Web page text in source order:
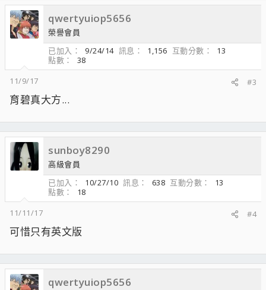
qwertyuiop5656
榮譽會員
已加入
9/24/14 訊息 1,156 互動分數
13
點數
38
11/9/17
#3
育碧真大方...
sunboy8290
高級會員
已加入
10/27/10 訊息 638 互動分數
13
點數
18
11/11/17
#4
可惜只有英文版
qwertyuiop5656